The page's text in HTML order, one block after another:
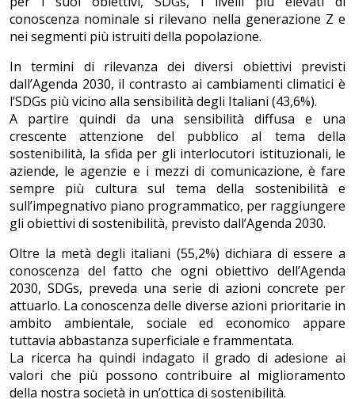
conoscenza nominale si rilevano nella generazione Z e
nei segmenti più istruiti della popolazione.
In termini di rilevanza dei diversi obiettivi previsti
dall’Agenda 2030, il contrasto ai cambiamenti climatici è
l’SDGs più vicino alla sensibilità degli Italiani (43,6%).
A partire quindi da una sensibilità diffusa e una
crescente attenzione del pubblico al tema della
sostenibilità, la sfida per gli interlocutori istituzionali, le
aziende, le agenzie e i mezzi di comunicazione, è fare
sempre più cultura sul tema della sostenibilità e
sull’impegnativo piano programmatico, per raggiungere
gli obiettivi di sostenibilità, previsto dall’Agenda 2030.
Oltre la metà degli italiani (55,2%) dichiara di essere a
conoscenza del fatto che ogni obiettivo dell’Agenda
2030, SDGs, preveda una serie di azioni concrete per
attuarlo. La conoscenza delle diverse azioni prioritarie in
ambito ambientale, sociale ed economico appare
tuttavia abbastanza superficiale e frammentata.
La ricerca ha quindi indagato il grado di adesione ai
valori che più possono contribuire al miglioramento
della nostra società in un’ottica di sostenibilità.